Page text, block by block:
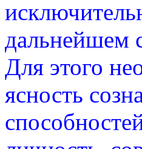
дальнейшем
Для этого
ясность